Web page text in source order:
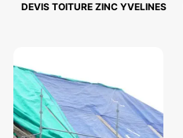
DEVIS TOITURE ZINC YVELINES